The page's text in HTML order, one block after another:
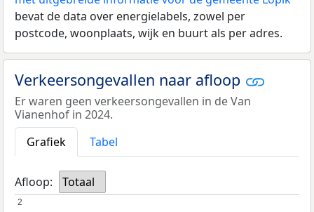
bevat de data over energielabels, zowel per
postcode, woonplaats, wijk en buurt als per adres.
Verkeersongevallen naar afloop
Er waren geen verkeersongevallen in de Van
Vianenhof in 2024.
Grafiek
Tabel
Afloop: Totaal
2
2